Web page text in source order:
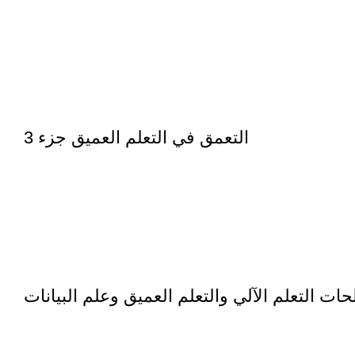
التعمق في التعلم العميق جزء 3
التعلم الآلي والتعلم العميق وعلم البيانات